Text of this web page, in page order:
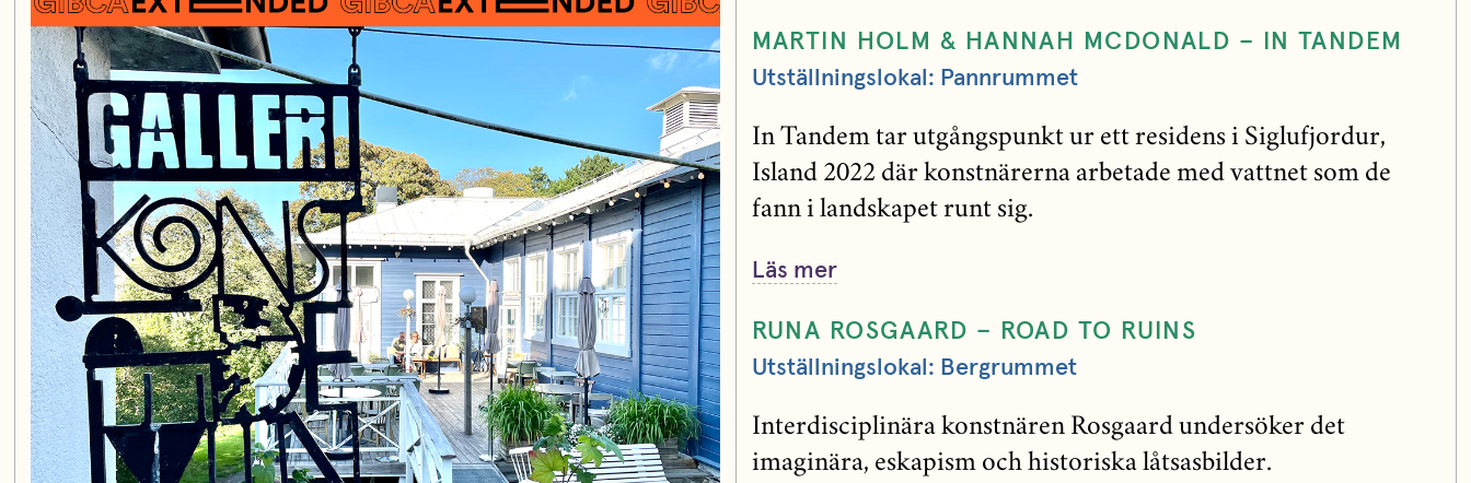
MARTIN HOLM & HANNAH MCDONALD – IN TANDEM
Utställningslokal: Pannrummet
In Tandem tar utgångspunkt ur ett residens i Siglufjordur,
Island 2022 där konstnärerna arbetade med vattnet som de
fann i landskapet runt sig.
Läs mer
RUNA ROSGAARD – ROAD TO RUINS
Utställningslokal: Bergrummet
Interdisciplinära konstnären Rosgaard undersöker det
imaginära, eskapism och historiska låtsasbilder.